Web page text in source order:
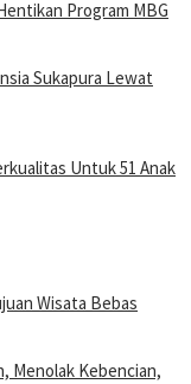
Program MBG
Sukapura Lewat
Untuk 51 Anak
Wisata Bebas
Menolak Kebencian,